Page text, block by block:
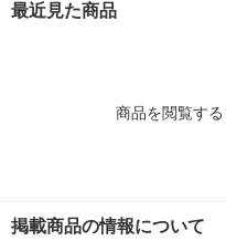
最近見た商品
商品を閲覧す
掲載商品の情報について